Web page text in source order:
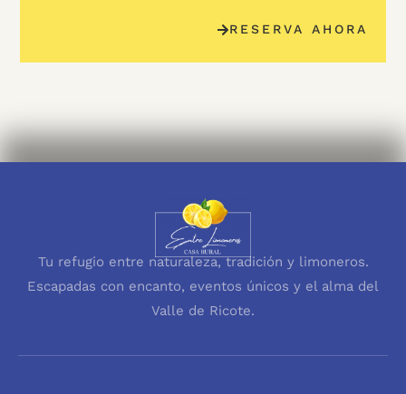
RESERVA AHORA
Tu refugio entre naturaleza, tradición y limoneros.
Escapadas con encanto, eventos únicos y el alma del
Valle de Ricote.